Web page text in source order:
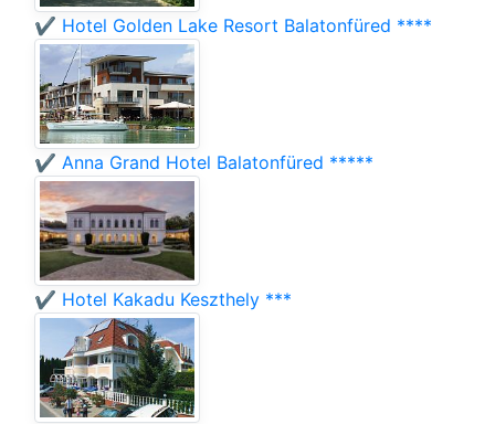
✔️ Hotel Golden Lake Resort Balatonfüred ****
✔️ Anna Grand Hotel Balatonfüred *****
✔️ Hotel Kakadu Keszthely ***